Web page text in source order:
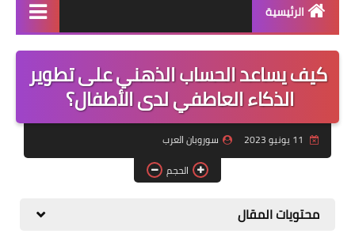
الرئيسية
منتجاتنا
دورة سوروبان اونلاين
كراسات البرنامج pdf
كتاب الشامل في السوروبان
كيف يساعد الحساب الذهني على تطوير
الذكاء العاطفي لدى الأطفال؟
سوروبان العرب
الحجم
محتويات المقال